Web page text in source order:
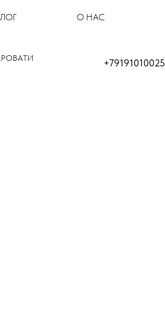
О НАС
+79191010025